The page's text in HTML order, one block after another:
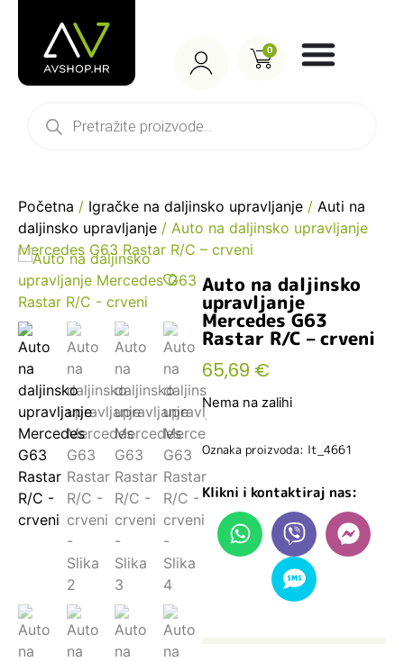
0
Početna / Igračke na daljinsko upravljanje / Auti na
daljinsko upravljanje / Auto na daljinsko upravljanje
Mercedes G63 Rastar R/C – crveni
Auto na daljinsko
upravljanje
Mercedes G63
Rastar R/C – crveni
65,69 €
Nema na zalihi
Oznaka proizvoda: lt_4661
Klikni i kontaktiraj nas: